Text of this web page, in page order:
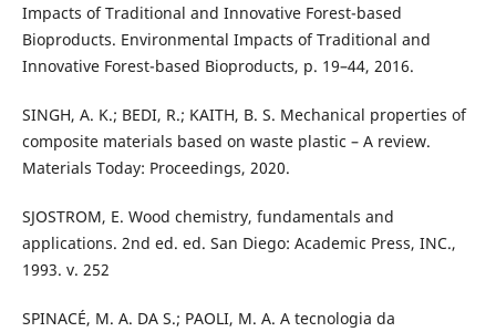
Impacts of Traditional and Innovative Forest-based
Bioproducts. Environmental Impacts of Traditional and
Innovative Forest-based Bioproducts, p. 19–44, 2016.
SINGH, A. K.; BEDI, R.; KAITH, B. S. Mechanical properties of
composite materials based on waste plastic – A review.
Materials Today: Proceedings, 2020.
SJOSTROM, E. Wood chemistry, fundamentals and
applications. 2nd ed. ed. San Diego: Academic Press, INC.,
1993. v. 252
SPINACÉ, M. A. DA S.; PAOLI, M. A. A tecnologia da